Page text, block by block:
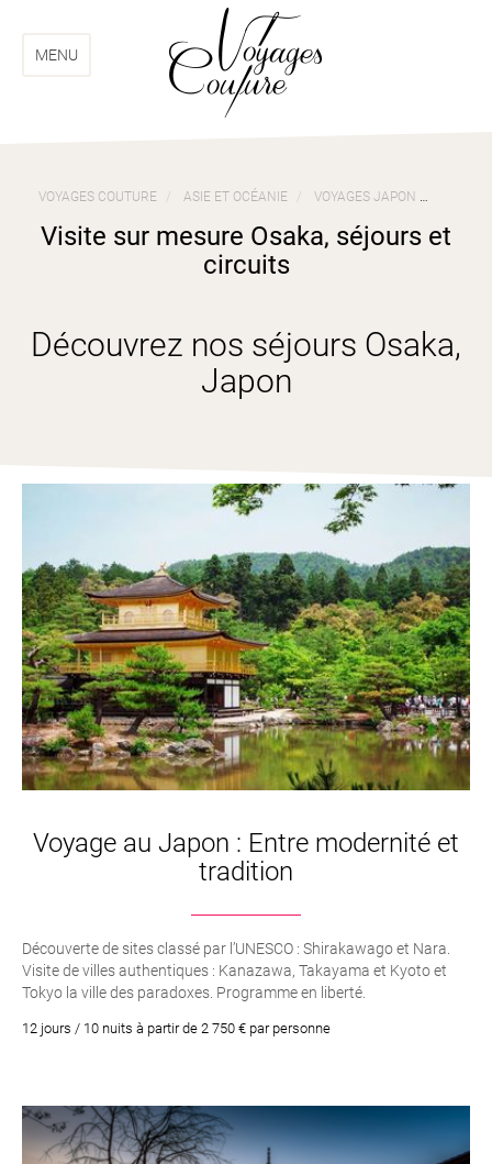
menu
contenuMENU
VOYAGES COUTURE ASIE ET OCÉANIE VOYAGES JAPON
Visite sur mesure Osaka, séjours et
circuits
Découvrez nos séjours Osaka,
Japon
Voyage au Japon : Entre modernité et
tradition
Découverte de sites classé par l’UNESCO : Shirakawago et Nara.
Visite de villes authentiques : Kanazawa, Takayama et Kyoto et
Tokyo la ville des paradoxes. Programme en liberté.
12 jours / 10 nuits à partir de 2 750 € par personne